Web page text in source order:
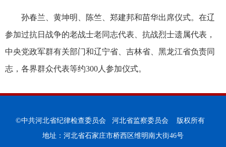
孙春兰、黄坤明、陈竺、郑建邦和苗华出席仪式。在辽
参加过抗日战争的老战士老同志代表、抗战烈士遗属代表，
中央党政军群有关部门和辽宁省、吉林省、黑龙江省负责同
志，各界群众代表等约300人参加仪式。
©中共河北省纪律检查委员会 河北省监察委员会 版权所有
地址：河北省石家庄市桥西区维明南大街46号